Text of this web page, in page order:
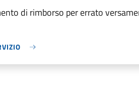
di rimborso per errato